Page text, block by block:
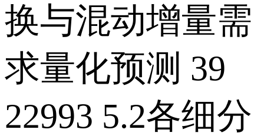
换与混动增量需
求量化预测 39
22993 5.2各细分